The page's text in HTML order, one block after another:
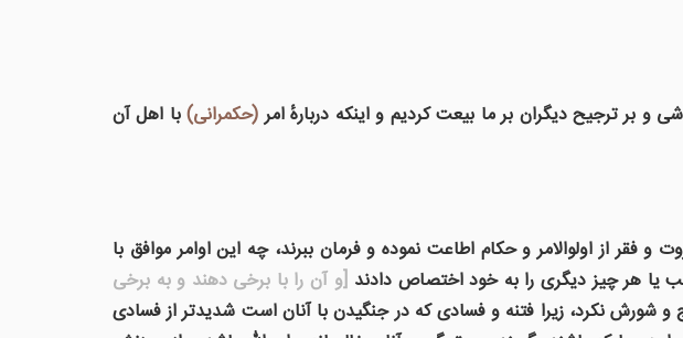
بر ترجیح دیگران بر ما بیعت کردیم و اینکه دربارهٔ امر(حکمرانی)با اهل آن
از اولوالامر و حکام اطاعت نموده و فرمان ببرند، چه این اوامر موافق با
یا هر چیز دیگری را به خود اختصاص دادند [و آن را با برخی دهند و به برخی
و شورش نکرد، زیرا فتنه و فسادی که در جنگیدن با آنان است شدیدتر از فسادی